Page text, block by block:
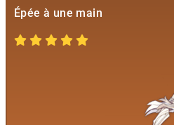
Épée à une main